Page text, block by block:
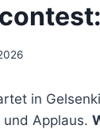
in
Applaus.